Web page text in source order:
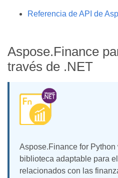
Referencia de API de
Aspose.Finance
través de .NET
Aspose.Finance for Python
biblioteca adaptable para
relacionados con las